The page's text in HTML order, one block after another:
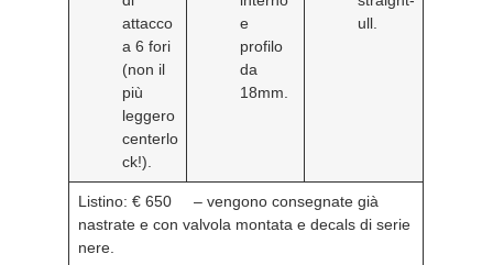
attacco
a 6 fori
(non il
più
leggero
centerlo
ck!).
e
profilo
da
18mm.
ull.
Listino: € 650– vengono consegnate già
nastrate e con valvola montata e decals di serie
nere.